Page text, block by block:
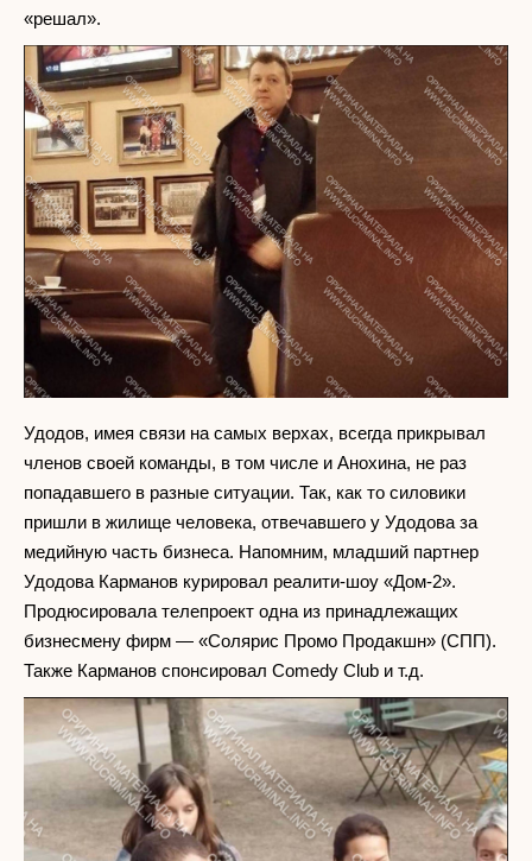
«решал».
Удодов, имея связи на самых верхах, всегда прикрывал
членов своей команды, в том числе и Анохина, не раз
попадавшего в разные ситуации. Так, как то силовики
пришли в жилище человека, отвечавшего у Удодова за
медийную часть бизнеса. Напомним, младший партнер
Удодова Карманов курировал реалити-шоу «Дом-2».
Продюсировала телепроект одна из принадлежащих
бизнесмену фирм — «Солярис Промо Продакшн» (СПП).
Также Карманов спонсировал Соmedy Club и т.д.